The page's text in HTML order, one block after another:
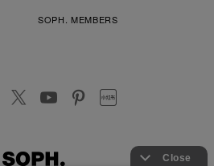
SOPH. MEMBERS